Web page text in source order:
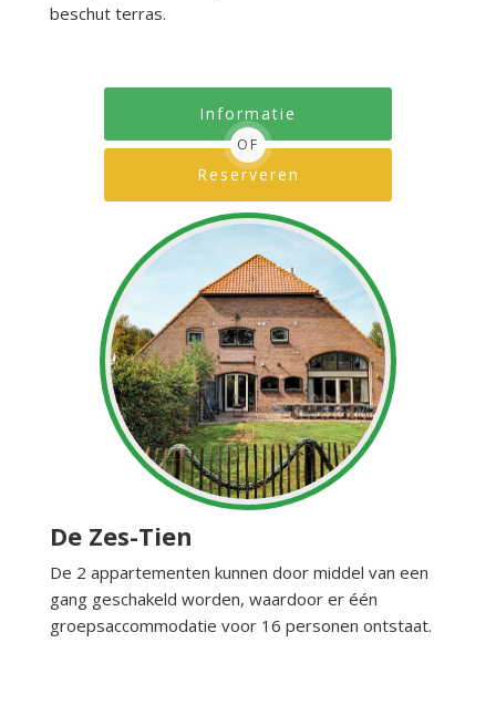
beschut terras.
Informatie
OF
Reserveren
De Zes-Tien
De 2 appartementen kunnen door middel van een
gang geschakeld worden, waardoor er één
groepsaccommodatie voor 16 personen ontstaat.